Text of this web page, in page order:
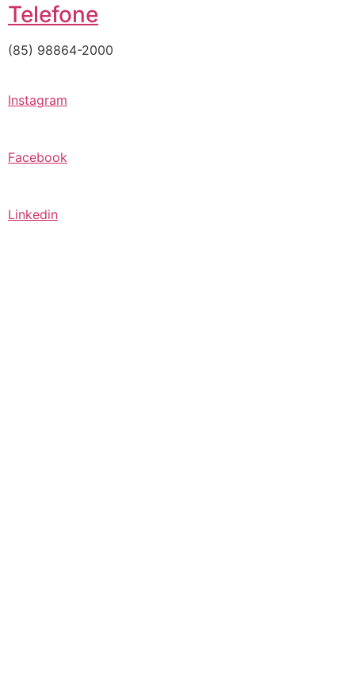
Telefone
(85) 98864-2000
Instagram
Facebook
Linkedin